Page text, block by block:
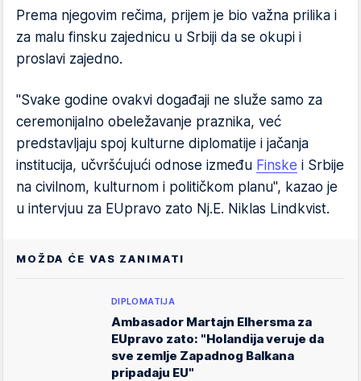
Prema njegovim rečima, prijem je bio važna prilika i
za malu finsku zajednicu u Srbiji da se okupi i
proslavi zajedno.
"Svake godine ovakvi događaji ne služe samo za
ceremonijalno obeležavanje praznika, već
predstavljaju spoj kulturne diplomatije i jačanja
institucija, učvršćujući odnose između Finske i Srbije
na civilnom, kulturnom i političkom planu", kazao je
u intervjuu za EUpravo zato Nj.E. Niklas Lindkvist.
MOŽDA ĆE VAS ZANIMATI
DIPLOMATIJA
Ambasador Martajn Elhersma za
EUpravo zato: "Holandija veruje da
sve zemlje Zapadnog Balkana
pripadaju EU"